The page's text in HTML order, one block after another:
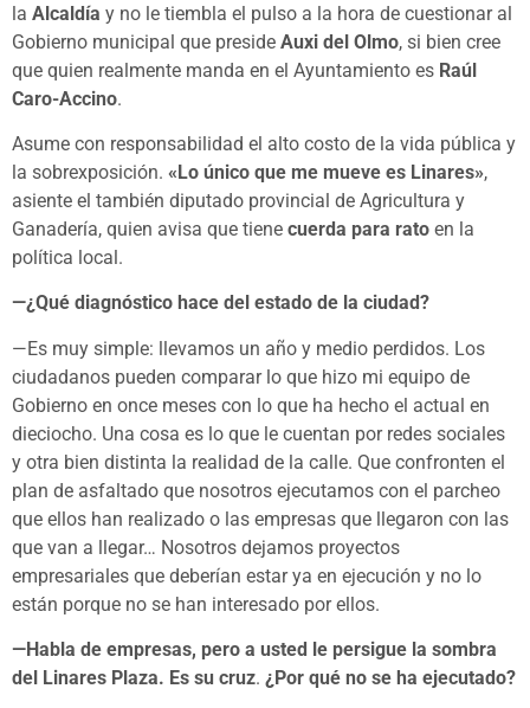
la Alcaldía y no le tiembla el pulso a la hora de cuestionar al
Gobierno municipal que preside Auxi del Olmo, si bien cree
que quien realmente manda en el Ayuntamiento es Raúl
Caro-Accino.
Asume con responsabilidad el alto costo de la vida pública y
la sobrexposición. «Lo único que me mueve es Linares»,
asiente el también diputado provincial de Agricultura y
Ganadería, quien avisa que tiene cuerda para rato en la
política local.
—¿Qué diagnóstico hace del estado de la ciudad?
—Es muy simple: llevamos un año y medio perdidos. Los
ciudadanos pueden comparar lo que hizo mi equipo de
Gobierno en once meses con lo que ha hecho el actual en
dieciocho. Una cosa es lo que le cuentan por redes sociales
y otra bien distinta la realidad de la calle. Que confronten el
plan de asfaltado que nosotros ejecutamos con el parcheo
que ellos han realizado o las empresas que llegaron con las
que van a llegar… Nosotros dejamos proyectos
empresariales que deberían estar ya en ejecución y no lo
están porque no se han interesado por ellos.
—Habla de empresas, pero a usted le persigue la sombra
del Linares Plaza. Es su cruz. ¿Por qué no se ha ejecutado?